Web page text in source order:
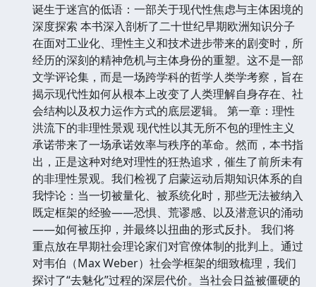
诞生于迷宫的低语：一部关于现代性焦虑与主体困境的
深度探索 本书深入剖析了二十世纪早期欧洲知识分子
在面对工业化、理性主义和技术进步带来的剧变时，所
经历的深刻的精神危机与主体身份的重塑。这不是一部
文学评论集，而是一场跨学科的哲学人类学考察，旨在
揭示现代性如何从根本上改变了人类理解自身存在、社
会结构以及权力运作方式的底层逻辑。 第一章：理性
洪流下的非理性景观 现代性以其无所不包的理性主义
承诺带来了一场承诺效率与秩序的革命。然而，本书指
出，正是这种对绝对理性的狂热追求，催生了前所未有
的非理性景观。我们检视了启蒙运动后期知识体系的自
我悖论：当一切被量化、被系统化时，那些无法被纳入
既定框架的经验——恐惧、荒谬感、以及潜意识的涌动
——如何被压抑，并最终以扭曲的形式反扑。 我们将
重点放在早期社会理论家们对官僚体制的批判上。通过
对韦伯（Max Weber）社会学框架的细致梳理，我们
探讨了“去魅化”过程的深层代价。当社会日益被僵硬的